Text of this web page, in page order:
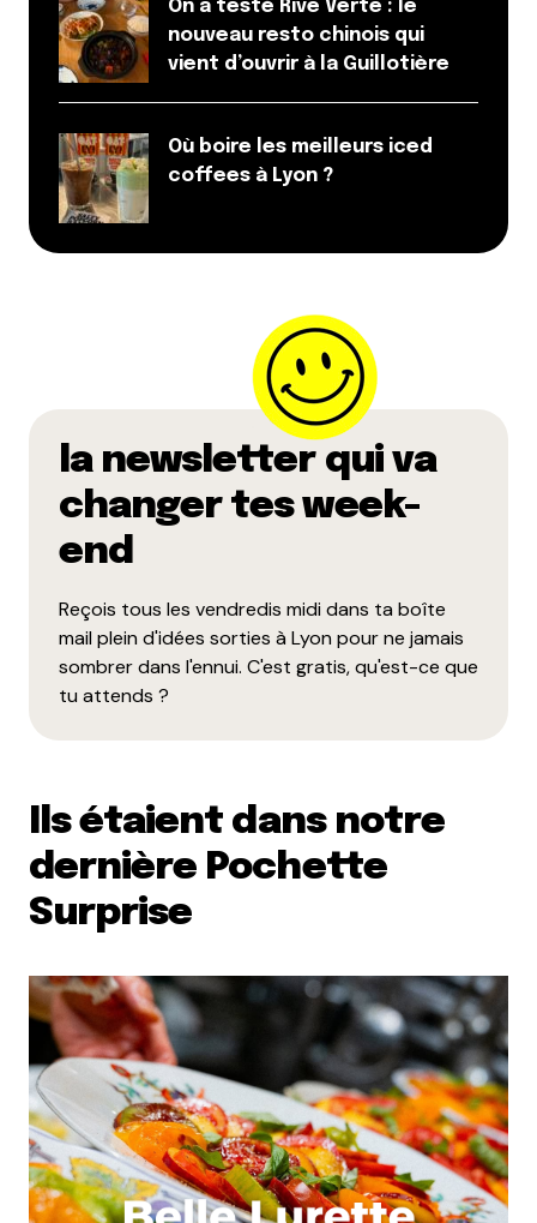
On a testé Rive Verte : le
nouveau resto chinois qui
vient d’ouvrir à la Guillotière
Où boire les meilleurs iced
coffees à Lyon ?
la newsletter qui va
changer tes week-
end
Reçois tous les vendredis midi dans ta boîte
mail plein d'idées sorties à Lyon pour ne jamais
sombrer dans l'ennui. C'est gratis, qu'est-ce que
tu attends ?
Ils étaient dans notre
dernière Pochette
Surprise